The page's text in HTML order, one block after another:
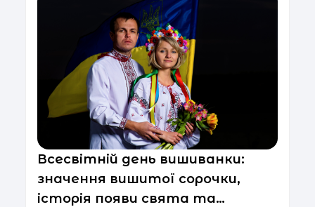
Всесвітній день вишиванки:
значення вишитої сорочки,
історія появи свята та